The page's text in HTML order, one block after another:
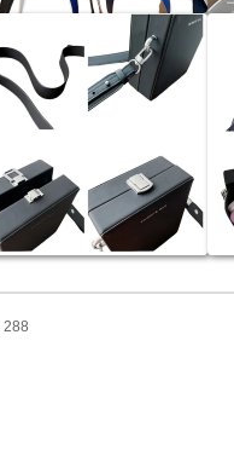
288